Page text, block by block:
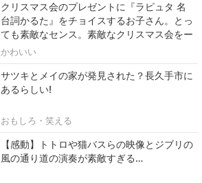
クリスマス会のプレゼントに『ラピュタ 名
台詞かるた』をチョイスするお子さん。とっ
ても素敵なセンス。素敵なクリスマス会をー
☆
かわいい
サツキとメイの家が発見された？長久手市に
あるらしい!
おもしろ・笑える
【感動】トトロや猫バスらの映像とジブリの
風の通り道の演奏が素敵すぎる…